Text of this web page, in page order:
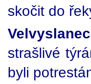
skočit do
strašlivé
byli